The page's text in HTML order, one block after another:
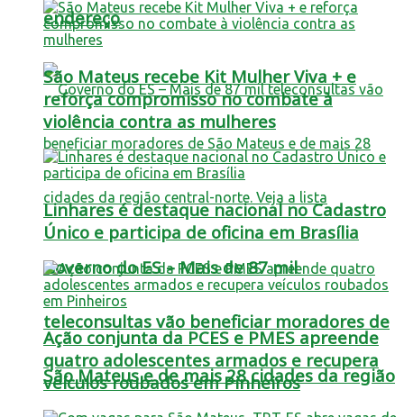
endereço
Governo do ES – Mais de 87 mil
teleconsultas vão beneficiar moradores de
São Mateus e de mais 28 cidades da região
São Mateus recebe Kit Mulher Viva + e
reforça compromisso no combate à
violência contra as mulheres
Linhares é destaque nacional no Cadastro
Único e participa de oficina em Brasília
Ação conjunta da PCES e PMES apreende
quatro adolescentes armados e recupera
veículos roubados em Pinheiros